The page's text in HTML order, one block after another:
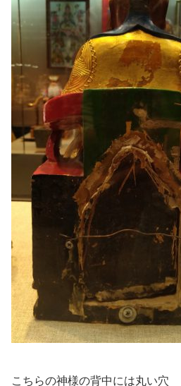
こちらの神様の背中には丸い穴